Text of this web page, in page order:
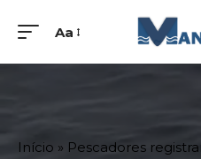
Aa
Início » Pescadores